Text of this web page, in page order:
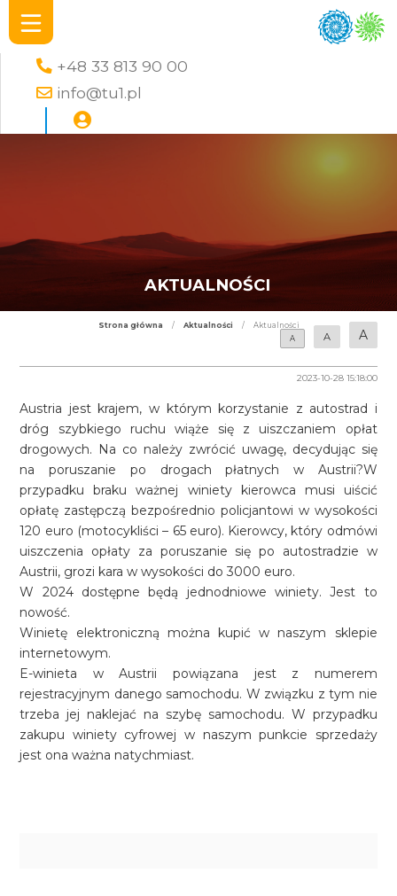
+48 33 813 90 00
info@tu1.pl
AKTUALNOŚCI
Strona główna / Aktualności /
Aktualności
A
A A
2023-10-28 15:18:00
Austria jest krajem, w którym korzystanie z autostrad i
dróg szybkiego ruchu wiąże się z uiszczaniem opłat
drogowych. Na co należy zwrócić uwagę, decydując się
na poruszanie po drogach płatnych w Austrii?W
przypadku braku ważnej winiety kierowca musi uiścić
opłatę zastępczą bezpośrednio policjantowi w wysokości
120 euro (motocykliści – 65 euro). Kierowcy, który odmówi
uiszczenia opłaty za poruszanie się po autostradzie w
Austrii, grozi kara w wysokości do 3000 euro.
W 2024 dostępne będą jednodniowe winiety. Jest to
nowość.
Winietę elektroniczną można kupić w naszym sklepie
internetowym.
E-winieta w Austrii powiązana jest z numerem
rejestracyjnym danego samochodu. W związku z tym nie
trzeba jej naklejać na szybę samochodu. W przypadku
zakupu winiety cyfrowej w naszym punkcie sprzedaży
jest ona ważna natychmiast.